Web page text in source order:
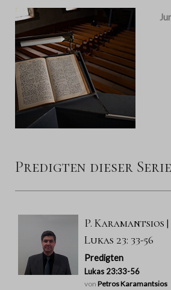
Predigten dieser Serie
P. Karamantsios |
Lukas 23: 33-56
Predigten
Lukas 23:33-56
von Petros Karamantsios